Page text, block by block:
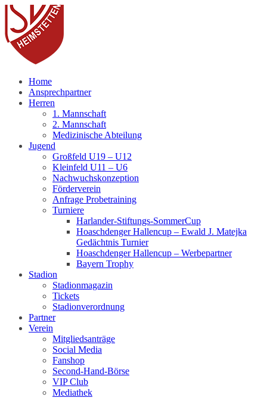
Home
Ansprechpartner
Herren
1. Mannschaft
2. Mannschaft
Medizinische Abteilung
Jugend
Großfeld U19 – U12
Kleinfeld U11 – U6
Nachwuchskonzeption
Förderverein
Anfrage Probetraining
Turniere
Harlander-Stiftungs-SommerCup
Hoaschdenger Hallencup – Ewald J. Matejka
Gedächtnis Turnier
Hoaschdenger Hallencup – Werbepartner
Bayern Trophy
Stadion
Stadionmagazin
Tickets
Stadionverordnung
Partner
Verein
Mitgliedsanträge
Social Media
Fanshop
Second-Hand-Börse
VIP Club
Mediathek